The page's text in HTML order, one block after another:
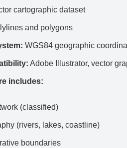
cartographic dataset
and polygons
WGS84 geographic
Adobe Illustrator, vector
includes:
(classified)
(rivers, lakes, coastline)
boundaries